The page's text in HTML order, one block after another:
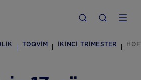
TƏQVIM İKINCI TRIMESTER